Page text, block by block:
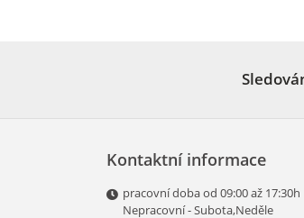
Kontaktní informace
pracovní doba od 09:00 až 17:30h
Nepracovní - Subota,Neděle